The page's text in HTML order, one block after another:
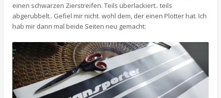
einen schwarzen Zierstreifen. Teils überlackiert.. teils
abgerubbelt.. Gefiel mir nicht. wohl dem, der einen Plotter hat. Ich
hab mir dann mal beide Seiten neu gemacht: